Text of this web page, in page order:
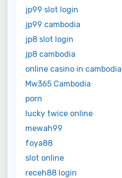
jp99 slot login
jp99 cambodia
jp8 slot login
jp8 cambodia
online casino in cambodia
Mw365 Cambodia
porn
lucky twice online
mewah99
foya88
slot online
receh88 login